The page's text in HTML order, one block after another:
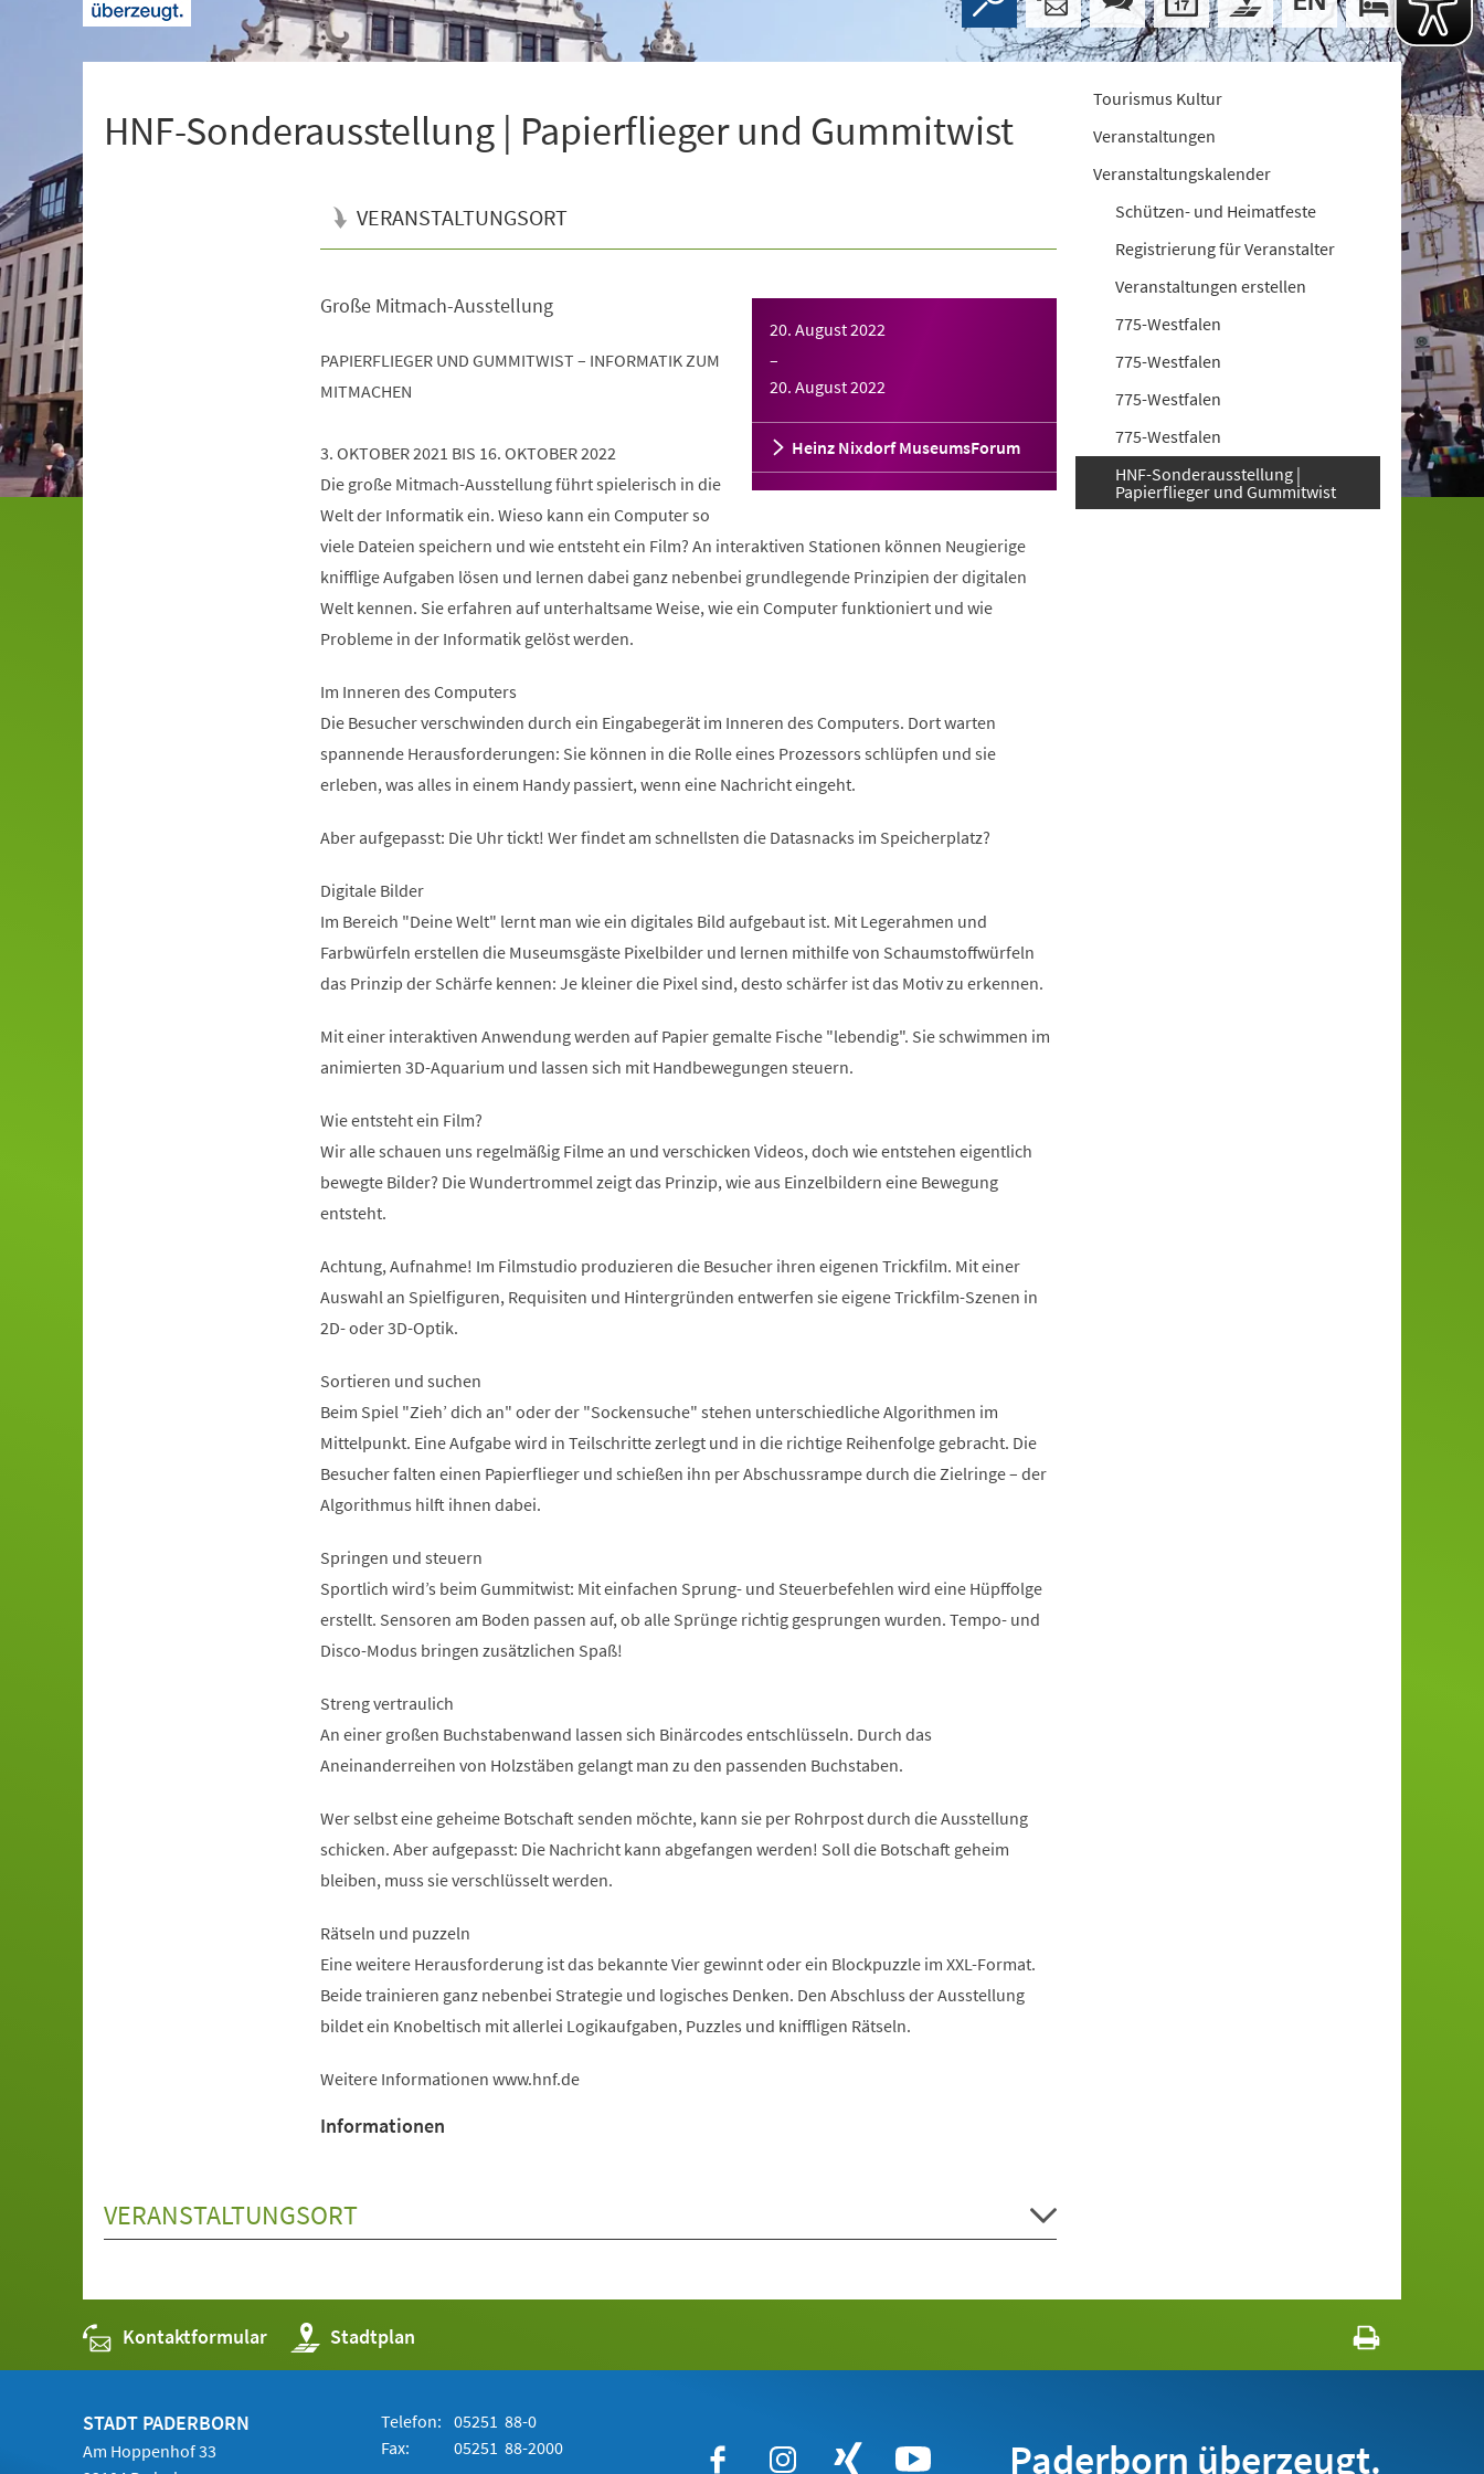
HNF-Sonderausstellung | Papierflieger und Gummitwist
VERANSTALTUNGSORT
20. August 2022
–
20. August 2022
Heinz Nixdorf MuseumsForum
Große Mitmach-Ausstellung
PAPIERFLIEGER UND GUMMITWIST – INFORMATIK ZUM
MITMACHEN
3. OKTOBER 2021 BIS 16. OKTOBER 2022
Die große Mitmach-Ausstellung führt spielerisch in die
Welt der Informatik ein. Wieso kann ein Computer so
viele Dateien speichern und wie entsteht ein Film? An interaktiven Stationen können Neugierige
knifflige Aufgaben lösen und lernen dabei ganz nebenbei grundlegende Prinzipien der digitalen
Welt kennen. Sie erfahren auf unterhaltsame Weise, wie ein Computer funktioniert und wie
Probleme in der Informatik gelöst werden.
Im Inneren des Computers
Die Besucher verschwinden durch ein Eingabegerät im Inneren des Computers. Dort warten
spannende Herausforderungen: Sie können in die Rolle eines Prozessors schlüpfen und sie
erleben, was alles in einem Handy passiert, wenn eine Nachricht eingeht.
Aber aufgepasst: Die Uhr tickt! Wer findet am schnellsten die Datasnacks im Speicherplatz?
Digitale Bilder
Im Bereich "Deine Welt" lernt man wie ein digitales Bild aufgebaut ist. Mit Legerahmen und
Farbwürfeln erstellen die Museumsgäste Pixelbilder und lernen mithilfe von Schaumstoffwürfeln
das Prinzip der Schärfe kennen: Je kleiner die Pixel sind, desto schärfer ist das Motiv zu erkennen.
Mit einer interaktiven Anwendung werden auf Papier gemalte Fische "lebendig". Sie schwimmen im
animierten 3D-Aquarium und lassen sich mit Handbewegungen steuern.
Wie entsteht ein Film?
Wir alle schauen uns regelmäßig Filme an und verschicken Videos, doch wie entstehen eigentlich
bewegte Bilder? Die Wundertrommel zeigt das Prinzip, wie aus Einzelbildern eine Bewegung
entsteht.
Achtung, Aufnahme! Im Filmstudio produzieren die Besucher ihren eigenen Trickfilm. Mit einer
Auswahl an Spielfiguren, Requisiten und Hintergründen entwerfen sie eigene Trickfilm-Szenen in
2D- oder 3D-Optik.
Sortieren und suchen
Beim Spiel "Zieh’ dich an" oder der "Sockensuche" stehen unterschiedliche Algorithmen im
Mittelpunkt. Eine Aufgabe wird in Teilschritte zerlegt und in die richtige Reihenfolge gebracht. Die
Besucher falten einen Papierflieger und schießen ihn per Abschussrampe durch die Zielringe – der
Algorithmus hilft ihnen dabei.
Springen und steuern
Sportlich wird’s beim Gummitwist: Mit einfachen Sprung- und Steuerbefehlen wird eine Hüpffolge
erstellt. Sensoren am Boden passen auf, ob alle Sprünge richtig gesprungen wurden. Tempo- und
Disco-Modus bringen zusätzlichen Spaß!
Streng vertraulich
An einer großen Buchstabenwand lassen sich Binärcodes entschlüsseln. Durch das
Aneinanderreihen von Holzstäben gelangt man zu den passenden Buchstaben.
Wer selbst eine geheime Botschaft senden möchte, kann sie per Rohrpost durch die Ausstellung
schicken. Aber aufgepasst: Die Nachricht kann abgefangen werden! Soll die Botschaft geheim
bleiben, muss sie verschlüsselt werden.
Rätseln und puzzeln
Eine weitere Herausforderung ist das bekannte Vier gewinnt oder ein Blockpuzzle im XXL-Format.
Beide trainieren ganz nebenbei Strategie und logisches Denken. Den Abschluss der Ausstellung
bildet ein Knobeltisch mit allerlei Logikaufgaben, Puzzles und kniffligen Rätseln.
Weitere Informationen www.hnf.de
Informationen
VERANSTALTUNGSORT
Tourismus Kultur
Veranstaltungen
Veranstaltungskalender
Schützen- und Heimatfeste
Registrierung für Veranstalter
Veranstaltungen erstellen
775-Westfalen
775-Westfalen
775-Westfalen
775-Westfalen
HNF-Sonderausstellung |
Papierflieger und Gummitwist
Kontaktformular Stadtplan
(Öffnet
in
einem
STADT PADERBORN
Am Hoppenhof 33
Telefon: 05251 88-0
Fax:
05251 88-2000 Paderborn überzeugt.